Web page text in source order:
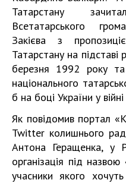
Татарстану
Всетатарського
Закієва з
Татарстану на
березня 1992 року
національного
б на боці України у
Як повідомив портал
Twitter колишнього
Антона Геращенка, у
організація під
учасники якого